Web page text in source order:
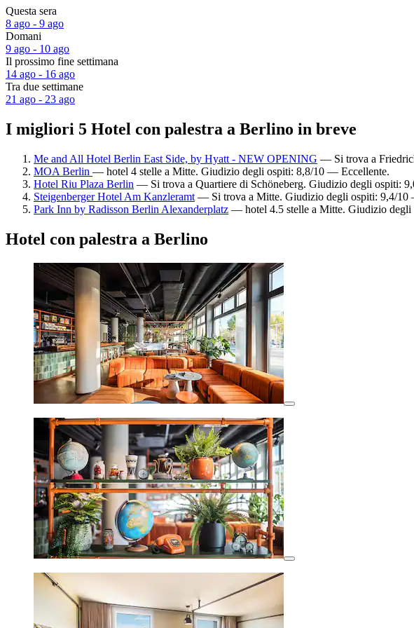
Questa sera
8 ago - 9 ago
Domani
9 ago - 10 ago
Il prossimo fine settimana
14 ago - 16 ago
Tra due settimane
21 ago - 23 ago
I migliori 5 Hotel con palestra a Berlino in breve
Me and All Hotel Berlin East Side, by Hyatt - NEW OPENING — Si trova a
MOA Berlin — hotel 4 stelle a Mitte. Giudizio degli ospiti: 8,8/10 — Eccellente.
Hotel Riu Plaza Berlin — Si trova a Quartiere di Schöneberg. Giudizio degli ospiti:
Steigenberger Hotel Am Kanzleramt — Si trova a Mitte. Giudizio degli ospiti: 9,4/10
Park Inn by Radisson Berlin Alexanderplatz — hotel 4.5 stelle a Mitte. Giudizio
Hotel con palestra a Berlino